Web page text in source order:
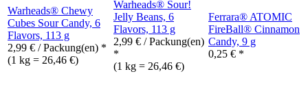
Warheads® Chewy
Cubes Sour Candy, 6
Flavors, 113 g
2,99 € / Packung(en) *
(1 kg = 26,46 €)
Warheads® Sour!
Jelly Beans, 6
Flavors, 113 g
2,99 € / Packung(en)
*
(1 kg = 26,46 €)
Ferrara® ATOMIC
FireBall® Cinnamon
Candy, 9 g
0,25 € *